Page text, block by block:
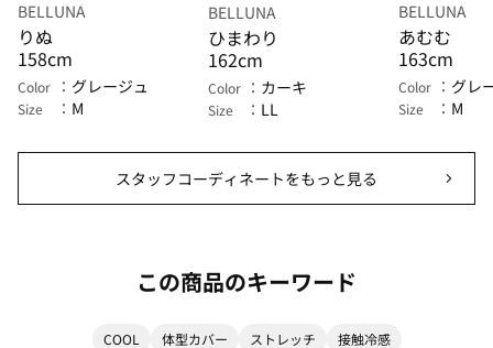
BELLUNA
りぬ
158cm
Color グレージュ
Size M
BELLUNA
ひまわり
162cm
Color カーキ
Size LL
BELLUNA
あむむ
163cm
Color グレ
Size M
スタッフコーディネートをもっと見る
この商品のキーワード
COOL 体型カバー ストレッチ 接触冷感